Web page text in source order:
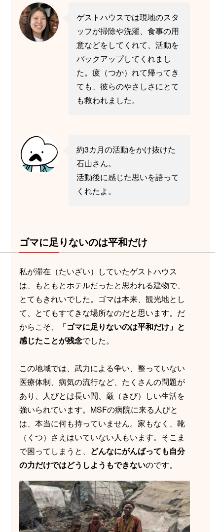
ゲストハウスでは現地のスタ
ッフが掃除や洗濯、食事の用
意などをしてくれて、活動を
バックアップしてくれまし
た。疲（つか）れて帰ってき
ても、彼らのやさしさにとて
も救われました。
約3カ月の活動をかけ抜けた
石山さん。
活動後に感じた思いを語って
くれたよ。
ゴマに足りないのは平和だけ
私が滞在（たいざい）していたゲストハウス
は、もともとホテルだったと思われる建物で、
とてもきれいでした。ゴマは本来、観光地とし
て、とてもすてきな場所なのだと思います。だ
からこそ、
「ゴマに足りないのは平和だけ」と
感じたことが残念でした。
この地域では、武力による争い、整っていない
医療体制、病気の流行など、たくさんの問題が
あり、人びとは長い間、厳（きび）しい生活を
強いられています。MSFの病院に来る人びと
は、本当に何も持っていません。家もなく、靴
（くつ）さえはいていない人もいます。そこま
で困ってしまうと、 どんなにがんばっても自分
の力だけではどうしようもできないのです。